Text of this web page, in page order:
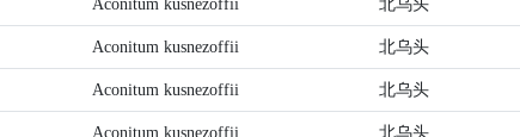
Aconitum kusnezoffii 北乌头
Aconitum kusnezoffii 北乌头
Aconitum kusnezoffii 北乌头
Aconitum kusnezoffii 北乌头